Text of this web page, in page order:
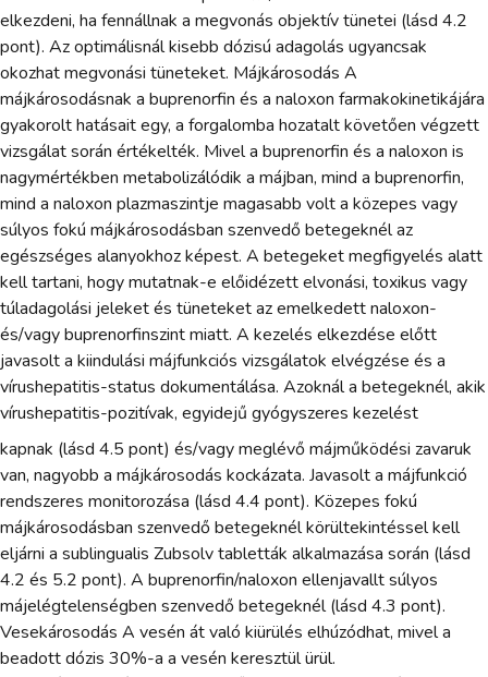
elkezdeni, ha fennállnak a megvonás objektív tünetei (lásd 4.2
pont). Az optimálisnál kisebb dózisú adagolás ugyancsak
okozhat megvonási tüneteket. Májkárosodás A
májkárosodásnak a buprenorfin és a naloxon farmakokinetikájára
gyakorolt hatásait egy, a forgalomba hozatalt követően végzett
vizsgálat során értékelték. Mivel a buprenorfin és a naloxon is
nagymértékben metabolizálódik a májban, mind a buprenorfin,
mind a naloxon plazmaszintje magasabb volt a közepes vagy
súlyos fokú májkárosodásban szenvedő betegeknél az
egészséges alanyokhoz képest. A betegeket megfigyelés alatt
kell tartani, hogy mutatnak-e előidézett elvonási, toxikus vagy
túladagolási jeleket és tüneteket az emelkedett naloxon-
és/vagy buprenorfinszint miatt. A kezelés elkezdése előtt
javasolt a kiindulási májfunkciós vizsgálatok elvégzése és a
vírushepatitis-status dokumentálása. Azoknál a betegeknél, akik
vírushepatitis-pozitívak, egyidejű gyógyszeres kezelést
kapnak (lásd 4.5 pont) és/vagy meglévő májműködési zavaruk
van, nagyobb a májkárosodás kockázata. Javasolt a májfunkció
rendszeres monitorozása (lásd 4.4 pont). Közepes fokú
májkárosodásban szenvedő betegeknél körültekintéssel kell
eljárni a sublingualis Zubsolv tabletták alkalmazása során (lásd
4.2 és 5.2 pont). A buprenorfin/naloxon ellenjavallt súlyos
májelégtelenségben szenvedő betegeknél (lásd 4.3 pont).
Vesekárosodás A vesén át való kiürülés elhúzódhat, mivel a
beadott dózis 30%-a a vesén keresztül ürül.